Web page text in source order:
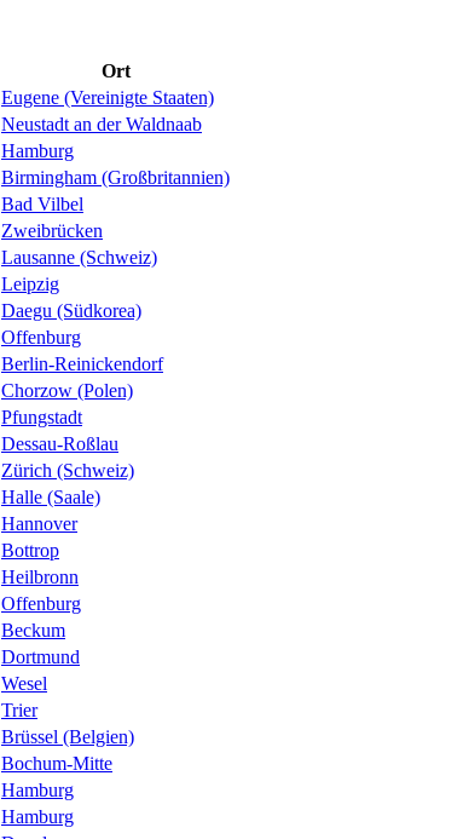
Ort
Eugene (Vereinigte Staaten)
Neustadt an der Waldnaab
Hamburg
Birmingham (Großbritannien)
Bad Vilbel
Zweibrücken
Lausanne (Schweiz)
Leipzig
Daegu (Südkorea)
Offenburg
Berlin-Reinickendorf
Chorzow (Polen)
Pfungstadt
Dessau-Roßlau
Zürich (Schweiz)
Halle (Saale)
Hannover
Bottrop
Heilbronn
Offenburg
Beckum
Dortmund
Wesel
Trier
Brüssel (Belgien)
Bochum-Mitte
Hamburg
Hamburg